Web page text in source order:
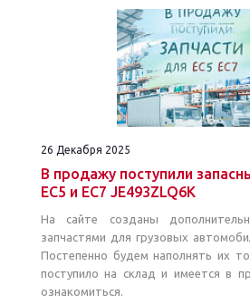
26 Декабря 2025
В продажу поступили
EC5 и EC7 JE493ZLQ6K
На сайте созданы
запчастями для грузовых
Постепенно будем наполнять их
поступило на склад и имеется в
ознакомиться.